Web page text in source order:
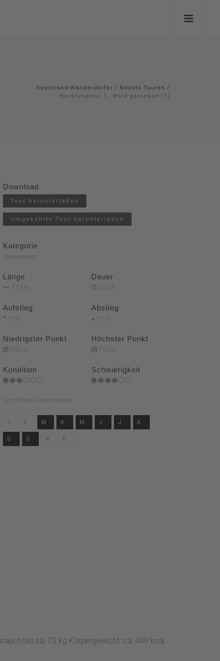
Sauerland-Wanderdörfer / Neusta Touren /
Heilklimatour 1 - Wald genießen (T)
Download
Tour herunterladen
Umgekehrte Tour herunterladen
Kategorie
Themenweg
Länge
7.7 km
Dauer
2:30 h
Aufstieg
57 m
Abstieg
57 m
Niedrigster Punkt
658 m
Höchster Punkt
715 m
Kondition Schwierigkeit
Empfohlene Jahreszeiten
J F M A M J J A
S O N D
bei ca. 75 kg Körpergewicht: ca. 450 kcal.